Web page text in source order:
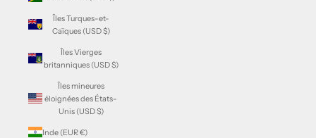
Îles Turques-et-
Caïques (USD $)
Îles Vierges
britanniques (USD $)
Îles mineures
éloignées des États-
Unis (USD $)
Inde (EUR €)